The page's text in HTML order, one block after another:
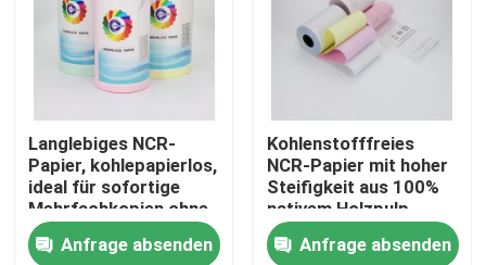
Über uns
Werksbesichtigung
Qualitätskontrolle
Kontakt mit uns
Langlebiges NCR-
Papier, kohlepapierlos,
ideal für sofortige
Mehrfachkopien ohne
herkömmliche
Kohlepapiere
Anfrage absenden
Kohlenstofffreies
NCR-Papier mit hoher
Steifigkeit aus 100%
nativem Holzpulp
Anfrage absenden